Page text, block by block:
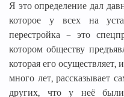
Я это определение дал
которое у всех на
перестройка – это
котором обществу
которая его осуществляет,
много лет, рассказывает
других, что у неё